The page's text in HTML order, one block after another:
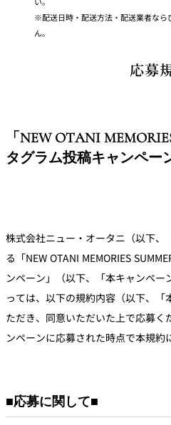
配送日時・配送方法・配送業者な
ん。
応募
「 NEW OTANI
タグラム投稿キャンペー
株式会社ニュー・オータニ（以下、
る「NEW OTANI MEMORIES
ンペーン」（以下、「本キャンペ
っては、以下の規約内容（以下、
ただき、同意いただいた上で応募く
ンペーンに応募された時点で本規約
■応募に関して■